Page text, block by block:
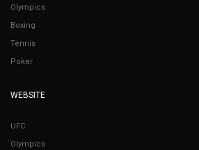
Olympics
Boxing
Tennis
Poker
WEBSITE
UFC
Olympics